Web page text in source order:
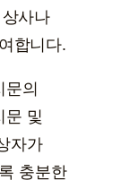
사나
합니다.
문의
문 및
자가
충분한